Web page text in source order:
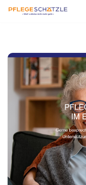
springen